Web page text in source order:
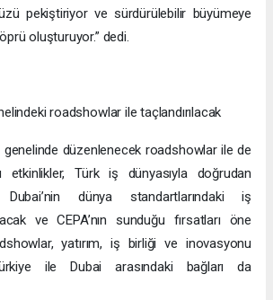
pekiştiriyor ve sürdürülebilir büyümeye
oluşturuyor.” dedi.
roadshowlar ile taçlandırılacak
genelinde düzenlenecek roadshowlar ile de
etkinlikler, Türk iş dünyasıyla doğrudan
dünya standartlarındaki iş
ve CEPA’nın sunduğu fırsatları öne
yatırım, iş birliği ve inovasyonu
ile Dubai arasındaki bağları da